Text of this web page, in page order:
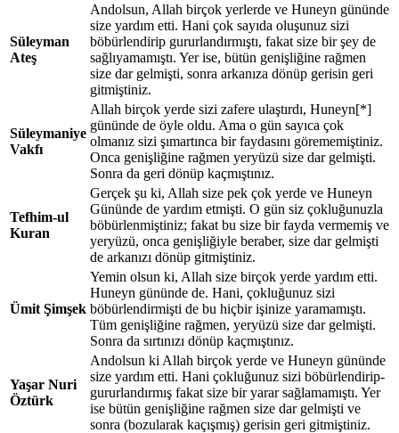
Süleyman
Ateş
Andolsun, Allah birçok yerlerde ve Huneyn gününde
size yardım etti. Hani çok sayıda oluşunuz sizi
böbürlendirip gururlandırmıştı, fakat size bir şey de
sağlıyamamıştı. Yer ise, bütün genişliğine rağmen
size dar gelmişti, sonra arkanıza dönüp gerisin geri
gitmiştiniz.
Süleymaniye
Vakfı
Allah birçok yerde sizi zafere ulaştırdı, Huneyn[*]
gününde de öyle oldu. Ama o gün sayıca çok
olmanız sizi şımartınca bir faydasını görememiştiniz.
Onca genişliğine rağmen yeryüzü size dar gelmişti.
Sonra da geri dönüp kaçmıştınız.
Tefhim-ul
Kuran
Gerçek şu ki, Allah size pek çok yerde ve Huneyn
Gününde de yardım etmişti. O gün siz çokluğunuzla
böbürlenmiştiniz; fakat bu size bir fayda vermemiş ve
yeryüzü, onca genişliğiyle beraber, size dar gelmişti
de arkanızı dönüp gitmiştiniz.
Ümit Şimşek
Yemin olsun ki, Allah size birçok yerde yardım etti.
Huneyn gününde de. Hani, çokluğunuz sizi
böbürlendirmişti de bu hiçbir işinize yaramamıştı.
Tüm genişliğine rağmen, yeryüzü size dar gelmişti.
Sonra da sırtınızı dönüp kaçmıştınız.
Yaşar Nuri
Öztürk
Andolsun ki Allah birçok yerde ve Huneyn gününde
size yardım etti. Hani çokluğunuz sizi böbürlendirip-
gururlandırmış fakat size bir yarar sağlamamıştı. Yer
ise bütün genişliğine rağmen size dar gelmişti ve
sonra (bozularak kaçışmış) gerisin geri gitmiştiniz.